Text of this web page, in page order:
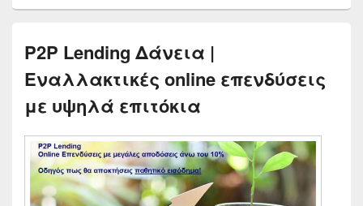
P2P Lending Δάνεια |
Εναλλακτικές online επενδύσεις
με υψηλά επιτόκια